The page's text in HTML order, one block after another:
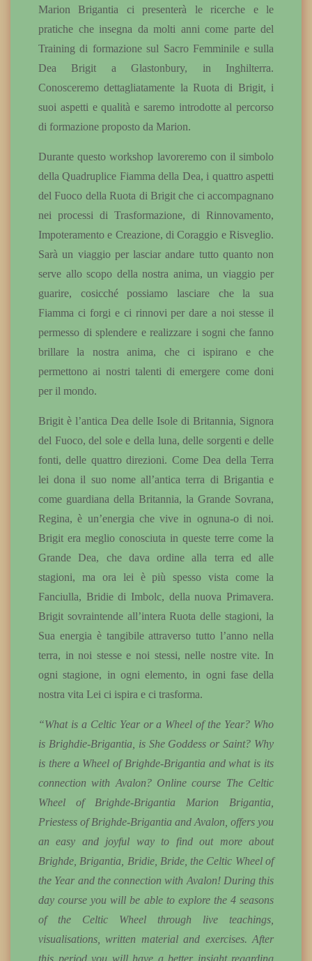
Marion Brigantia ci presenterà le ricerche e le
pratiche che insegna da molti anni come parte del
Training di formazione sul Sacro Femminile e sulla
Dea Brigit a Glastonbury, in Inghilterra.
Conosceremo dettagliatamente la Ruota di Brigit, i
suoi aspetti e qualità e saremo introdotte al percorso
di formazione proposto da Marion.
Durante questo workshop lavoreremo con il simbolo
della Quadruplice Fiamma della Dea, i quattro aspetti
del Fuoco della Ruota di Brigit che ci accompagnano
nei processi di Trasformazione, di Rinnovamento,
Impoteramento e Creazione, di Coraggio e Risveglio.
Sarà un viaggio per lasciar andare tutto quanto non
serve allo scopo della nostra anima, un viaggio per
guarire, cosicché possiamo lasciare che la sua
Fiamma ci forgi e ci rinnovi per dare a noi stesse il
permesso di splendere e realizzare i sogni che fanno
brillare la nostra anima, che ci ispirano e che
permettono ai nostri talenti di emergere come doni
per il mondo.
Brigit è l’antica Dea delle Isole di Britannia, Signora
del Fuoco, del sole e della luna, delle sorgenti e delle
fonti, delle quattro direzioni. Come Dea della Terra
lei dona il suo nome all’antica terra di Brigantia e
come guardiana della Britannia, la Grande Sovrana,
Regina, è un’energia che vive in ognuna-o di noi.
Brigit era meglio conosciuta in queste terre come la
Grande Dea, che dava ordine alla terra ed alle
stagioni, ma ora lei è più spesso vista come la
Fanciulla, Bridie di Imbolc, della nuova Primavera.
Brigit sovraintende all’intera Ruota delle stagioni, la
Sua energia è tangibile attraverso tutto l’anno nella
terra, in noi stesse e noi stessi, nelle nostre vite. In
ogni stagione, in ogni elemento, in ogni fase della
nostra vita Lei ci ispira e ci trasforma.
“What is a Celtic Year or a Wheel of the Year? Who
is Brighdie-Brigantia, is She Goddess or Saint? Why
is there a Wheel of Brighde-Brigantia and what is its
connection with Avalon? Online course The Celtic
Wheel of Brighde-Brigantia Marion Brigantia,
Priestess of Brighde-Brigantia and Avalon, offers you
an easy and joyful way to find out more about
Brighde, Brigantia, Bridie, Bride, the Celtic Wheel of
the Year and the connection with Avalon! During this
day course you will be able to explore the 4 seasons
of the Celtic Wheel through live teachings,
visualisations, written material and exercises. After
this period you will have a better insight regarding